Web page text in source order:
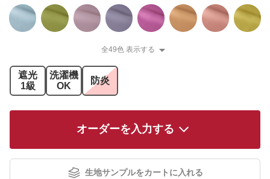
全49色 表示する
遮光
1級
洗濯機
OK
防炎
オーダーを入力する
生地サンプルをカートに入れる